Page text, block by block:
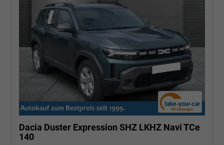
Dacia Duster Expression SHZ LKHZ Navi TCe
140